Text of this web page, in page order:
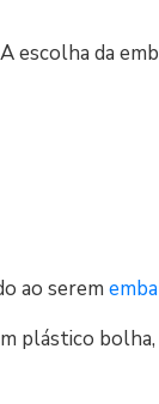
escolha da
ao serem
plástico